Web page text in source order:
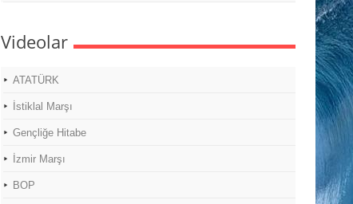
Videolar
ATATÜRK
İstiklal Marşı
Gençliğe Hitabe
İzmir Marşı
BOP